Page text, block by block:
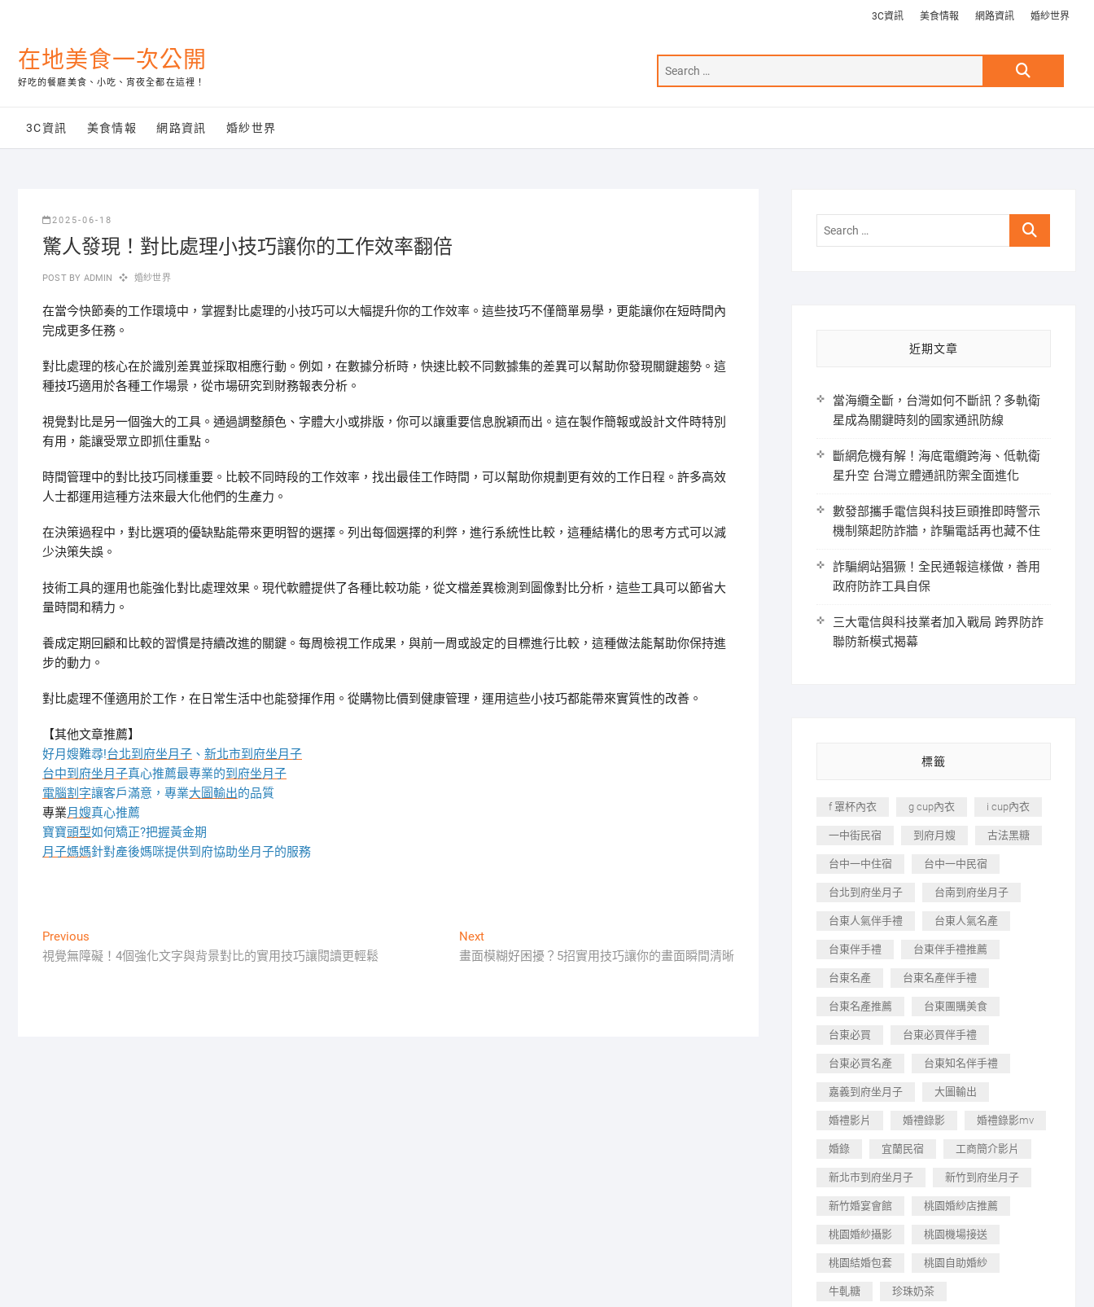
content
3C資訊 美食情報 網路資訊 婚紗世界
在地美食一次公開
好吃的餐廳美食、小吃、宵夜全都在這裡！
Search
3C資訊 美食情報 網路資訊 婚紗世界
2025-06-18
驚人發現！對比處理小技巧讓你的工作效率翻倍
POST BY ADMIN 婚紗世界
在當今快節奏的工作環境中，掌握對比處理的小技巧可以大幅提升你的工作效率。這些技巧不僅簡單易學，更能讓你在短時間內
完成更多任務。
對比處理的核心在於識別差異並採取相應行動。例如，在數據分析時，快速比較不同數據集的差異可以幫助你發現關鍵趨勢。這
種技巧適用於各種工作場景，從市場研究到財務報表分析。
視覺對比是另一個強大的工具。通過調整顏色、字體大小或排版，你可以讓重要信息脫穎而出。這在製作簡報或設計文件時特別
有用，能讓受眾立即抓住重點。
時間管理中的對比技巧同樣重要。比較不同時段的工作效率，找出最佳工作時間，可以幫助你規劃更有效的工作日程。許多高效
人士都運用這種方法來最大化他們的生產力。
在決策過程中，對比選項的優缺點能帶來更明智的選擇。列出每個選擇的利弊，進行系統性比較，這種結構化的思考方式可以減
少決策失誤。
技術工具的運用也能強化對比處理效果。現代軟體提供了各種比較功能，從文檔差異檢測到圖像對比分析，這些工具可以節省大
量時間和精力。
養成定期回顧和比較的習慣是持續改進的關鍵。每周檢視工作成果，與前一周或設定的目標進行比較，這種做法能幫助你保持進
步的動力。
對比處理不僅適用於工作，在日常生活中也能發揮作用。從購物比價到健康管理，運用這些小技巧都能帶來實質性的改善。
【其他文章推薦】
好月嫂難尋!台北到府坐月子 、 新北市到府坐月子
台中到府坐月子真心推薦最專業的到府坐月子
電腦割字讓客戶滿意，專業大圖輸出的品質
專業月嫂真心推薦
寶寶頭型如何矯正?把握黃金期
月子媽媽針對產後媽咪提供到府協助坐月子的服務
文
章
Previous
post:
視覺無障礙！4個強化文字與背景對比的實用技巧讓閱讀更輕鬆
NextNext
post:
畫面模糊好困擾？5招實用技巧讓你的畫面瞬間清晰
Search
近期文章
當海纜全斷，台灣如何不斷訊？多軌衛
星成為關鍵時刻的國家通訊防線
斷網危機有解！海底電纜跨海、低軌衛
星升空 台灣立體通訊防禦全面進化
數發部攜手電信與科技巨頭推即時警示
機制築起防詐牆，詐騙電話再也藏不住
詐騙網站猖獗！全民通報這樣做，善用
政府防詐工具自保
三大電信與科技業者加入戰局 跨界防詐
聯防新模式揭幕
標籤
f 罩杯內衣 g cup內衣 i cup內衣
一中街民宿 到府月嫂 古法黑糖
台中一中住宿 台中一中民宿
台北到府坐月子 台南到府坐月子
台東人氣伴手禮 台東人氣名產
台東伴手禮 台東伴手禮推薦
台東名產 台東名產伴手禮
台東名產推薦 台東團購美食
台東必買 台東必買伴手禮
台東必買名產 台東知名伴手禮
嘉義到府坐月子 大圖輸出
婚禮影片 婚禮錄影 婚禮錄影mv
婚錄 宜蘭民宿 工商簡介影片
新北市到府坐月子 新竹到府坐月子
新竹婚宴會館 桃園婚紗店推薦
桃園婚紗攝影 桃園機場接送
桃園結婚包套 桃園自助婚紗
牛軋糖 珍珠奶茶